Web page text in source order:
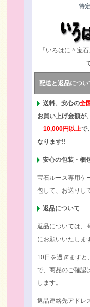
特
「いろはに＾宝
配送と返品につい
送料、安心の全
お買い上げ金額が
10,000円以上で
なります!!
安心の包装・梱
宝石ルース専用ケ
包して、お送りし
返品について
返品については、
にお願いいたしま
10日を過ぎますと
で、商品のご確認
します。
返品連絡先アドレ